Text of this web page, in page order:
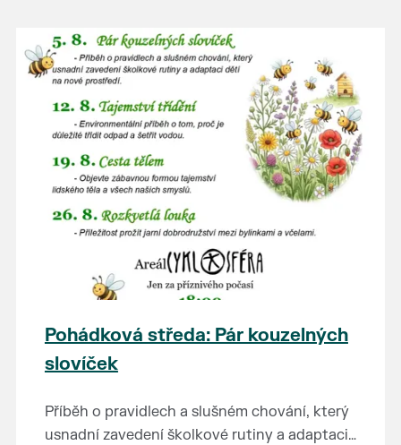
Pohádková středa: Pár kouzelných
slovíček
Příběh o pravidlech a slušném chování, který
usnadní zavedení školkové rutiny a adaptaci